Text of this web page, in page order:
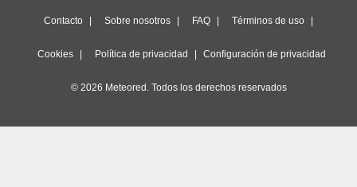
Contacto Sobre nosotros FAQ Términos de uso
Cookies Política de privacidad Configuración de privacidad
© 2026 Meteored. Todos los derechos reservados